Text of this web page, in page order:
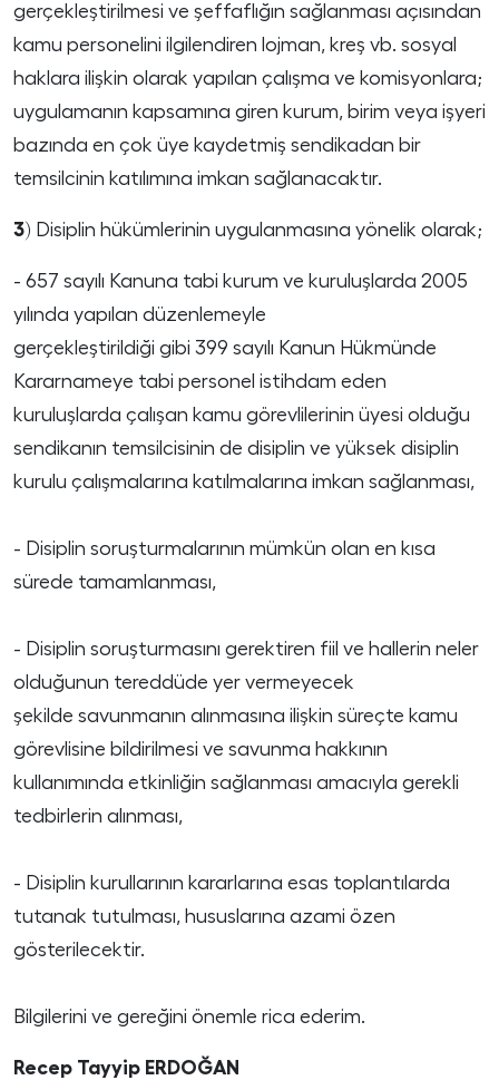
gerçekleştirilmesi ve şeffaflığın sağlanması açısından
kamu personelini ilgilendiren lojman, kreş vb. sosyal
haklara ilişkin olarak yapılan çalışma ve komisyonlara;
uygulamanın kapsamına giren kurum, birim veya işyeri
bazında en çok üye kaydetmiş sendikadan bir
temsilcinin katılımına imkan sağlanacaktır.
3) Disiplin hükümlerinin uygulanmasına yönelik olarak;
- 657 sayılı Kanuna tabi kurum ve kuruluşlarda 2005
yılında yapılan düzenlemeyle
gerçekleştirildiği gibi 399 sayılı Kanun Hükmünde
Kararnameye tabi personel istihdam eden
kuruluşlarda çalışan kamu görevlilerinin üyesi olduğu
sendikanın temsilcisinin de disiplin ve yüksek disiplin
kurulu çalışmalarına katılmalarına imkan sağlanması,
- Disiplin soruşturmalarının mümkün olan en kısa
sürede tamamlanması,
- Disiplin soruşturmasını gerektiren fiil ve hallerin neler
olduğunun tereddüde yer vermeyecek
şekilde savunmanın alınmasına ilişkin süreçte kamu
görevlisine bildirilmesi ve savunma hakkının
kullanımında etkinliğin sağlanması amacıyla gerekli
tedbirlerin alınması,
- Disiplin kurullarının kararlarına esas toplantılarda
tutanak tutulması, hususlarına azami özen
gösterilecektir.
Bilgilerini ve gereğini önemle rica ederim.
Recep Tayyip ERDOĞAN